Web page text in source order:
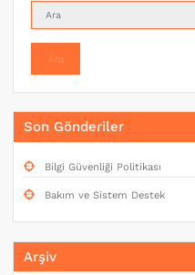
Ara
Son Gönderiler
Bilgi Güvenliği Politikası
Bakım ve Sistem Destek
Arşiv